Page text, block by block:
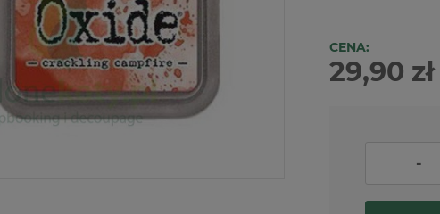
CENA:
29,90 zł
-